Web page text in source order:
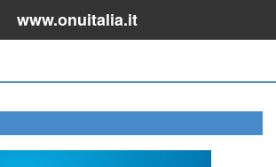
www.onuitalia.it